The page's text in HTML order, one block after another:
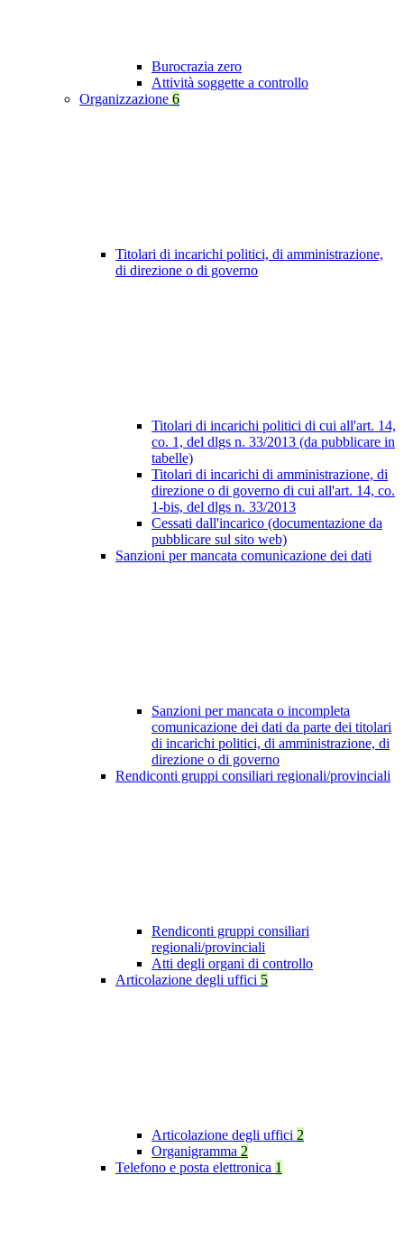
Burocrazia zero
Attività soggette a controllo
Organizzazione 6
Titolari di incarichi politici, di amministrazione,
di direzione o di governo
Titolari di incarichi politici di cui all'art. 14,
co. 1, del dlgs n. 33/2013 (da pubblicare in
tabelle)
Titolari di incarichi di amministrazione, di
direzione o di governo di cui all'art. 14, co.
1-bis, del dlgs n. 33/2013
Cessati dall'incarico (documentazione da
pubblicare sul sito web)
Sanzioni per mancata comunicazione dei dati
Sanzioni per mancata o incompleta
comunicazione dei dati da parte dei titolari
di incarichi politici, di amministrazione, di
direzione o di governo
Rendiconti gruppi consiliari regionali/provinciali
Rendiconti gruppi consiliari
regionali/provinciali
Atti degli organi di controllo
Articolazione degli uffici 5
Articolazione degli uffici 2
Organigramma 2
Telefono e posta elettronica 1